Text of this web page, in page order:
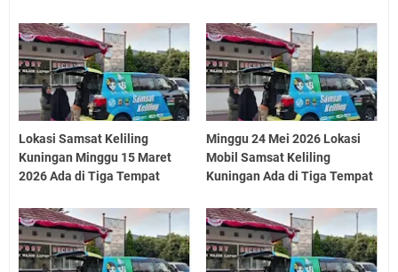
Lokasi Samsat Keliling
Kuningan Minggu 15 Maret
2026 Ada di Tiga Tempat
Minggu 24 Mei 2026 Lokasi
Mobil Samsat Keliling
Kuningan Ada di Tiga Tempat